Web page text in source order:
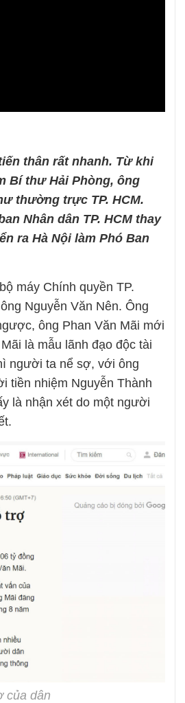
thân rất nhanh. Từ khi
Bí thư Hải Phòng, ông
thường trực TP. HCM.
Nhân dân TP. HCM thay
ra Hà Nội làm Phó Ban
máy Chính quyền TP.
Nguyễn Văn Nên. Ông
ông Phan Văn Mãi mới
là mẫu lãnh đạo độc tài
người ta nể sợ, với ông
tiền nhiệm Nguyễn Thành
là nhận xét do một người
của dân